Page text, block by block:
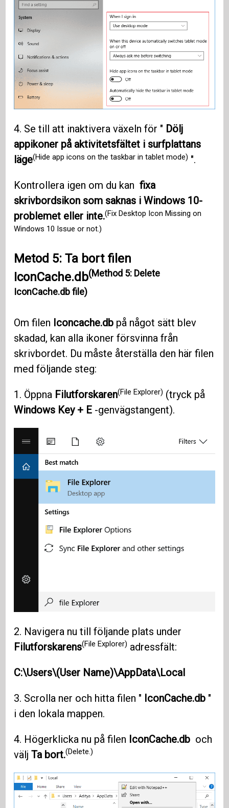
4. Se till att inaktivera växeln för " Dölj
appikoner på aktivitetsfältet i surfplattans
läge(Hide app icons on the taskbar in tablet mode) ".
Kontrollera igen om du kanfixa
skrivbordsikon som saknas i Windows 10-
problemet eller inte.(Fix Desktop Icon Missing on
Windows 10 Issue or not.)
Metod 5: Ta bort filen
IconCache.db(Method 5: Delete
IconCache.db file)
Om filen Iconcache.db på något sätt blev
skadad, kan alla ikoner försvinna från
skrivbordet. Du måste återställa den här filen
med följande steg:
1. Öppna Filutforskaren(File Explorer) (tryck på
Windows Key + E -genvägstangent).
2. Navigera nu till följande plats under
Filutforskarens(File Explorer) adressfält:
C:\Users\(User Name)\AppData\Local
3. Scrolla ner och hitta filen " IconCache.db "
i den lokala mappen.
4. Högerklicka nu på filen IconCache.db och
väljTa bort.(Delete.)